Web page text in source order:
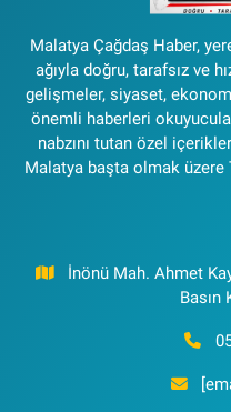
Malatya Çağdaş Haber,
ağıyla doğru, tarafsız ve
gelişmeler, siyaset,
önemli haberleri
nabzını tutan özel
Malatya başta olmak üzere
İnönü Mah. Ahmet
Basın